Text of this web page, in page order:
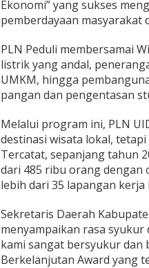
g
a
D
e
s
a
B
k
e
l
a
n
j
t
a
n
A
Ekonomi” yang sukses
pemberdayaan masyarakat
PLN Peduli membersamai
listrik yang andal,
UMKM, hingga
pangan dan pengentasan
Melalui program ini, PLN
destinasi wisata lokal,
Tercatat, sepanjang tahun
dari 485 ribu orang dengan
lebih dari 35 lapangan
Sekretaris Daerah
menyampaikan rasa syukur
kami sangat bersyukur dan
Berkelanjutan Award yang